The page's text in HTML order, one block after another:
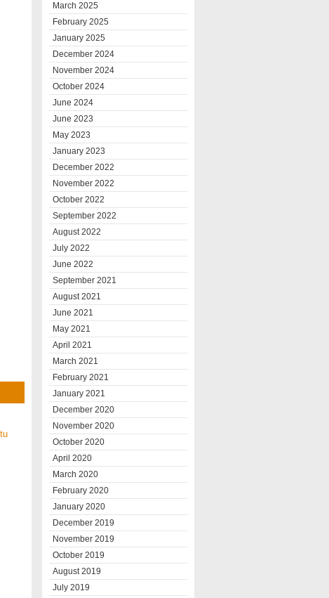
March 2025
February 2025
January 2025
December 2024
November 2024
October 2024
June 2024
June 2023
May 2023
January 2023
December 2022
November 2022
October 2022
September 2022
August 2022
July 2022
June 2022
September 2021
August 2021
June 2021
May 2021
April 2021
March 2021
February 2021
January 2021
December 2020
November 2020
October 2020
April 2020
March 2020
February 2020
January 2020
December 2019
November 2019
October 2019
August 2019
July 2019